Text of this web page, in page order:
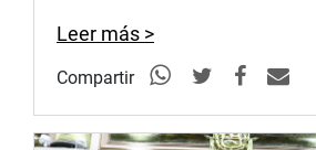
Leer más >
Compartir